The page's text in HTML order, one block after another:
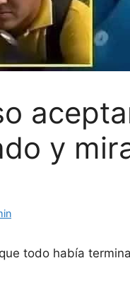
y
todo había